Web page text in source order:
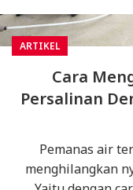
ARTIKEL
Cara
Persalinan
Pemanas air
menghilangkan